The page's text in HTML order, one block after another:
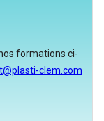
formations ci-
clem.com